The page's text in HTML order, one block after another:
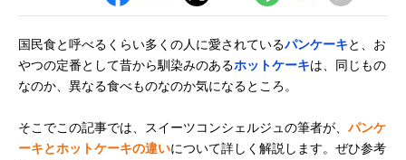
国民食と呼べるくらい多くの人に愛されているパンケーキと、お
やつの定番として昔から馴染みのあるホットケーキは、同じもの
なのか、異なる食べものなのか気になるところ。
そこでこの記事では、スイーツコンシェルジュの筆者が、 パンケ
ーキとホットケーキの違いについて詳しく解説します。ぜひ参考